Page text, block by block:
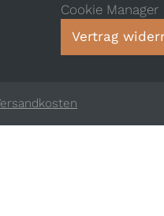
Cookie Manager
Vertrag